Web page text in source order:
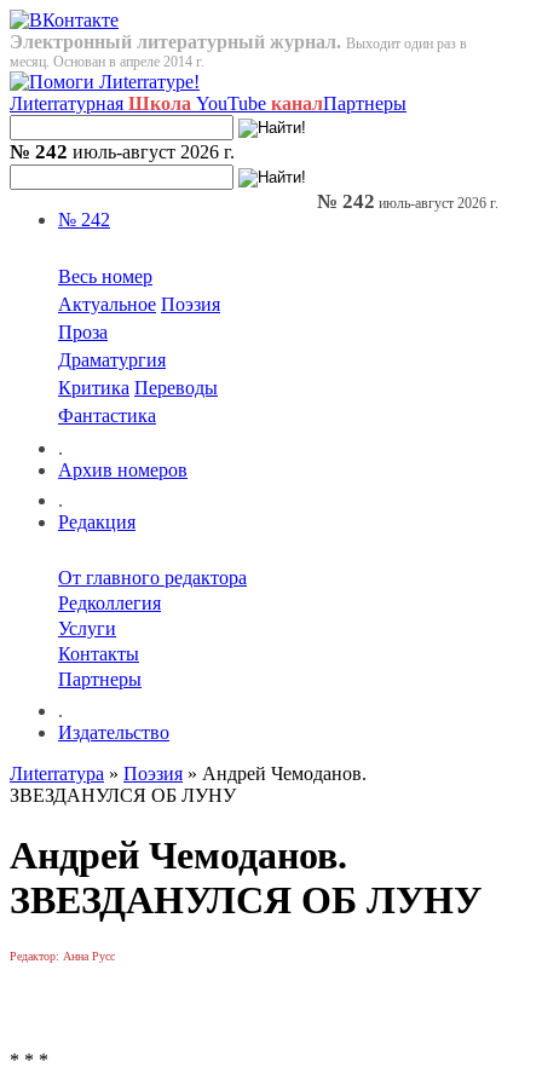
Электронный литературный журнал. Выходит один раз в
месяц. Основан в апреле 2014 г.
Лиterraтурная Школа YouTube каналПартнеры
№ 242 июль-август 2026 г.
№ 242
Весь номер
Актуальное Поэзия
Проза
Драматургия
Критика Переводы
Фантастика
.
Архив номеров
.
Редакция
От главного редактора
Редколлегия
Услуги
Контакты
Партнеры
.
Издательство
№ 242 июль-август 2026 г.
Лиterraтура » Поэзия » Андрей Чемоданов.
ЗВЕЗДАНУЛСЯ ОБ ЛУНУ
Андрей Чемоданов.
ЗВЕЗДАНУЛСЯ ОБ ЛУНУ
Редактор: Анна Русс
* * *